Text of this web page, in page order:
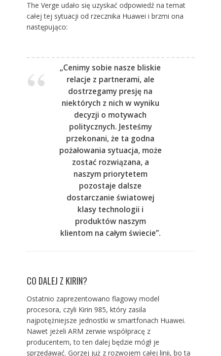
The Verge udało się uzyskać odpowiedź na temat
całej tej sytuacji od rzecznika Huawei i brzmi ona
następująco:
„Cenimy sobie nasze bliskie
relacje z partnerami, ale
dostrzegamy presję na
niektórych z nich w wyniku
decyzji o motywach
politycznych. Jesteśmy
przekonani, że ta godna
pożałowania sytuacja, może
zostać rozwiązana, a
naszym priorytetem
pozostaje dalsze
dostarczanie światowej
klasy technologii i
produktów naszym
klientom na całym świecie”.
CO DALEJ Z KIRIN?
Ostatnio zaprezentowano flagowy model
procesora, czyli Kirin 985, który zasila
najpotężniejsze jednostki w smartfonach Huawei.
Nawet jeżeli ARM zerwie współpracę z
producentem, to ten dalej będzie mógł je
sprzedawać. Gorzej już z rozwojem całej linii, bo ta